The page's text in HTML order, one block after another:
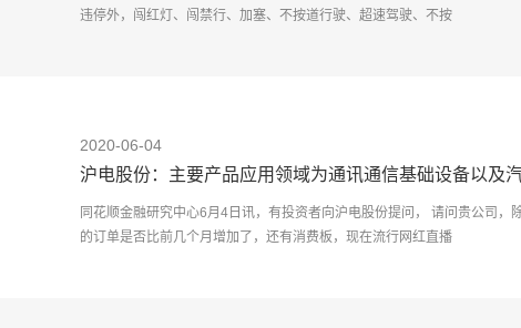
违停外，闯红灯、闯禁行、加塞、不按道行驶、超速驾驶、不按
2020-06-04
沪电股份：主要产品应用领域为通讯通信基础设备以及
同花顺金融研究中心6月4日讯，有投资者向沪电股份提问， 请问贵公司，
的订单是否比前几个月增加了，还有消费板，现在流行网红直播